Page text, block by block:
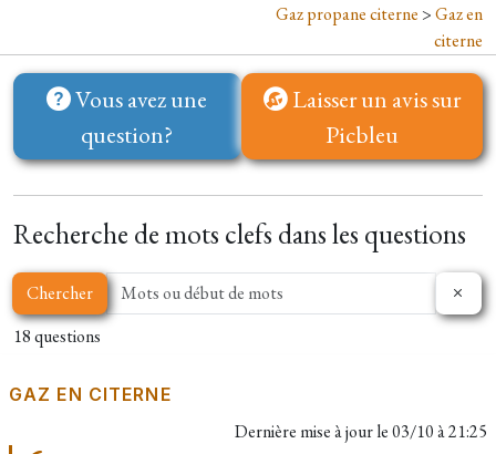
Gaz propane citerne >Gaz en
citerne
Vous avez une
question?
Laisser un avis sur
Picbleu
Recherche de mots clefs dans les questions
Chercher
18 questions
GAZ EN CITERNE
Dernière mise à jour le03/10 à 21:25